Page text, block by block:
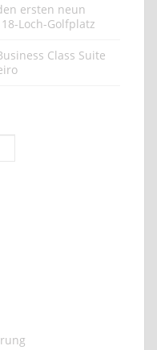
ersten neun
Loch-Golfplatz
Class Suite